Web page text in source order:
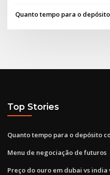
Quanto tempo para o
Top Stories
Quanto tempo para o depósito
Menu de negociação de futuros
Preço do ouro em dubai vs india